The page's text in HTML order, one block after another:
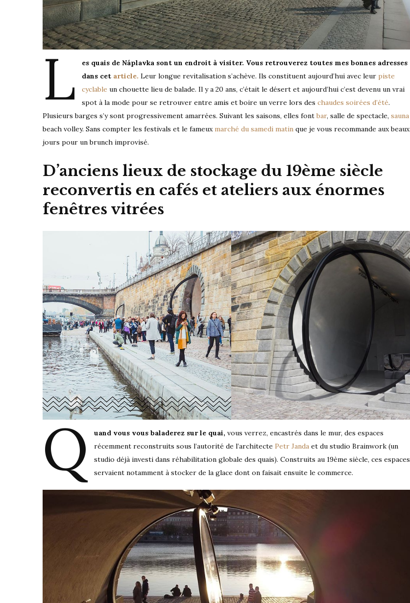
L
es quais de Náplavka sont un endroit à visiter. Vous retrouverez toutes mes bonnes adresses
dans cet article. Leur longue revitalisation s’achève. Ils constituent aujourd’hui avec leur piste
cyclable un chouette lieu de balade. Il y a 20 ans, c’était le désert et aujourd’hui c’est devenu un vrai
spot à la mode pour se retrouver entre amis et boire un verre lors des chaudes soirées d’été.
Plusieurs barges s’y sont progressivement amarrées. Suivant les saisons, elles font bar, salle de spectacle, sauna
beach volley. Sans compter les festivals et le fameux marché du samedi matin que je vous recommande aux beaux
jours pour un brunch improvisé.
D’anciens lieux de stockage du 19ème siècle
reconvertis en cafés et ateliers aux énormes
fenêtres vitrées
Q uand vous vous baladerez sur le quai, vous verrez, encastrés dans le mur, des espaces
récemment reconstruits sous l’autorité de l’architecte Petr Jandaet du studio Brainwork (un
studio déjà investi dans réhabilitation globale des quais). Construits au 19ème siècle, ces espaces
servaient notamment à stocker de la glace dont on faisait ensuite le commerce.